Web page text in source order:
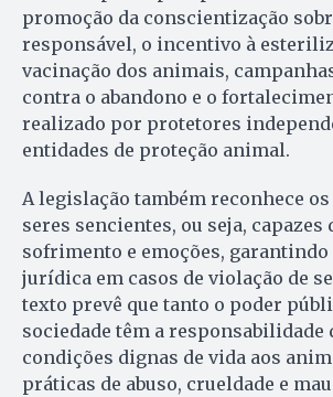
promoção da conscientização
responsável, o incentivo à
vacinação dos animais,
contra o abandono e o
realizado por protetores
entidades de proteção animal.
A legislação também reconhece
seres sencientes, ou seja, capazes
sofrimento e emoções, garantindo
jurídica em casos de violação de
texto prevê que tanto o poder
sociedade têm a responsabilidade
condições dignas de vida aos
práticas de abuso, crueldade e